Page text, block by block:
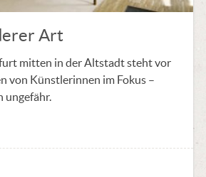
Art
mitten in der Altstadt steht vor
von Künstlerinnen im Fokus –
ungefähr.